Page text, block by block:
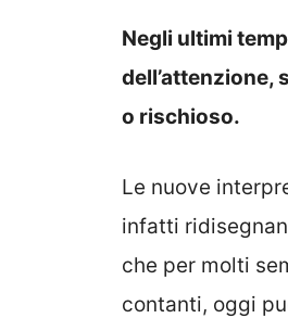
Negli ultimi
dell’attenzione,
o rischioso.
Le nuove
infatti
che per molti
contanti, oggi